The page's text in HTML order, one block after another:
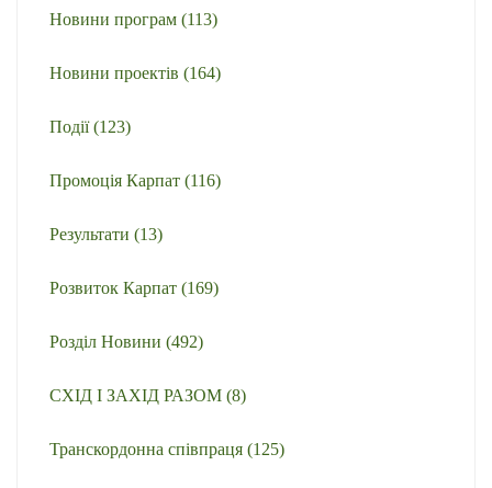
Новини програм (113)
Новини проектів (164)
Події(123)
Промоція Карпат (116)
Результати (13)
Розвиток Карпат (169)
Розділ Новини (492)
СХІД І ЗАХІД РАЗОМ (8)
Транскордонна співпраця (125)